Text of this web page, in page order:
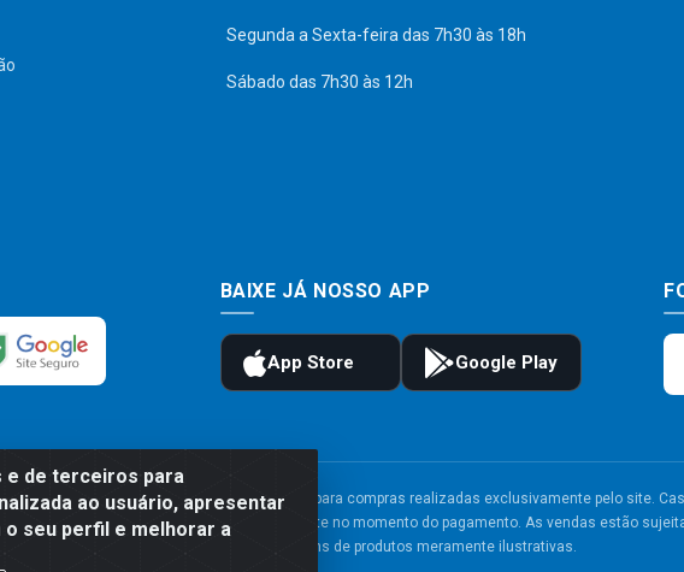
e de terceiros para
ao usuário, apresentar
seu perfil e melhorar a
Segunda a Sexta-feira das 7h30 às 18h
Sábado das 7h30 às 12h
BAIXE JÁ NOSSO APP
condições de pagamento e frete são válidos para compras realizadas exclusivamente pelo site.
que for exibido no carrinho de compras do site no momento do pagamento. As vendas estão
Imagens de produtos meramente ilustrativas.